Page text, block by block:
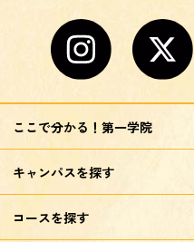
ここで分かる！第一学院
キャンパスを探す
コースを探す